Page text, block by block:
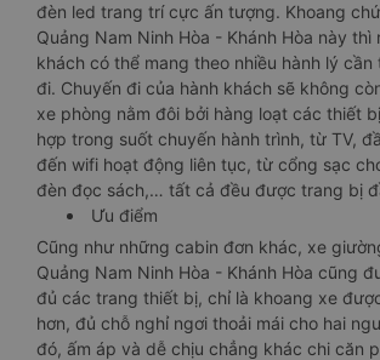
đèn led trang trí cực ấn tượng. Khoang
Quảng Nam Ninh Hòa - Khánh Hòa này thì
khách có thể mang theo nhiều hành lý cần
đi. Chuyến đi của hành khách sẽ không
xe phòng nằm đôi bởi hàng loạt các thiết
hợp trong suốt chuyến hành trình, từ TV,
đến wifi hoạt động liên tục, từ cổng sạc
đèn đọc sách,… tất cả đều được trang bị
Ưu điểm
Cũng như những cabin đơn khác, xe
Quảng Nam Ninh Hòa - Khánh Hòa cũng
đủ các trang thiết bị, chỉ là khoang xe
hơn, đủ chỗ nghỉ ngơi thoải mái cho hai
đó, ấm áp và dễ chịu chẳng khác chi căn